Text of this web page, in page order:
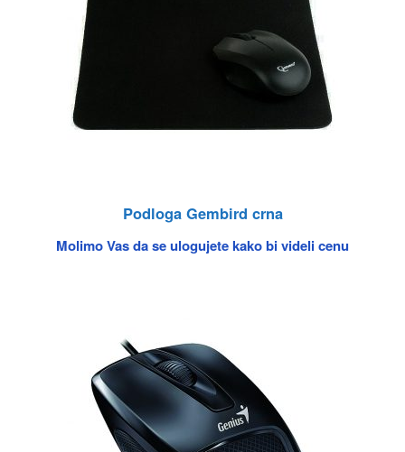
Podloga Gembird crna
Molimo Vas da se ulogujete kako bi videli cenu